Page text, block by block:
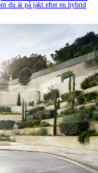
du är på jakt efter en hybrid